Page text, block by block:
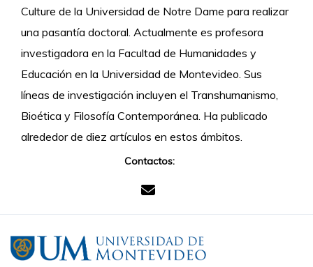
Culture de la Universidad de Notre Dame para realizar
una pasantía doctoral. Actualmente es profesora
investigadora en la Facultad de Humanidades y
Educación en la Universidad de Montevideo. Sus
líneas de investigación incluyen el Transhumanismo,
Bioética y Filosofía Contemporánea. Ha publicado
alrededor de diez artículos en estos ámbitos.
Contactos: